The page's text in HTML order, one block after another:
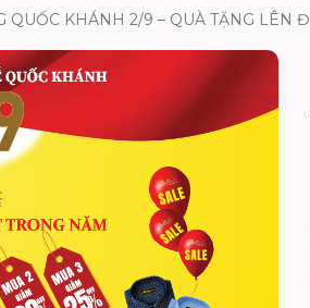
QUỐC KHÁNH 2/9 – QUÀ TẶNG LÊN